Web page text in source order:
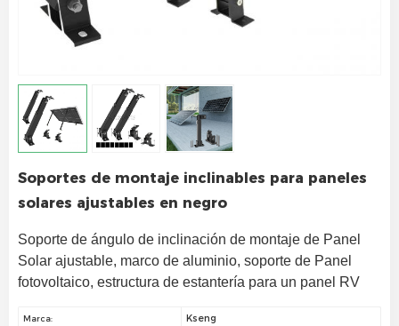
Soportes de montaje inclinables para paneles
solares ajustables en negro
Soporte de ángulo de inclinación de montaje de Panel
Solar ajustable, marco de aluminio, soporte de Panel
fotovoltaico, estructura de estantería para un panel RV
Marca: Kseng